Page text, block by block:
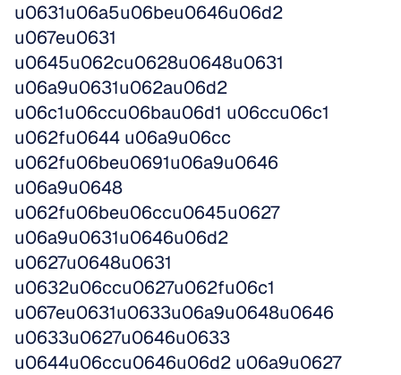
u0631u06a5u06beu0646u06d2
u067eu0631
u0645u062cu0628u0648u0631
u06a9u0631u062au06d2
u06c1u06ccu06bau06d1 u06ccu06c1
u062fu0644 u06a9u06cc
u062fu06beu0691u06a9u0646
u06a9u0648
u062fu06beu06ccu0645u0627
u06a9u0631u0646u06d2
u0627u0648u0631
u0632u06ccu0627u062fu06c1
u067eu0631u0633u06a9u0648u0646
u0633u0627u0646u0633
u0644u06ccu0646u06d2 u06a9u0627